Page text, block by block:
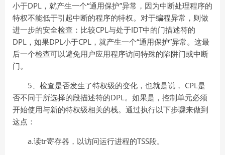
小于DPL，就产生一个“通用保护”异常，因为中断处理程序的
特权不能低于引起中断的程序的特权。对于编程异常，则做
进一步的安全检查：比较CPL与处于IDT中的门描述符的
DPL，如果DPL小于CPL，就产生一个“通用保护”异常。这最
后一个检查可以避免用户应用程序访问特殊的陷阱门或中断
门。
5、检查是否发生了特权级的变化，也就是说， CPL是
否不同于所选择的段描述符的DPL。如果是，控制单元必须
开始使用与新的特权级相关的栈。通过执行以下步骤来做到
这点：
a.读tr寄存器，以访问运行进程的TSS段。